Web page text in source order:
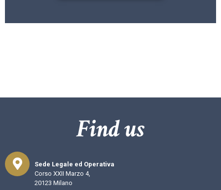
Find us
Sede Legale ed Operativa
Corso XXII Marzo 4,
20123 Milano